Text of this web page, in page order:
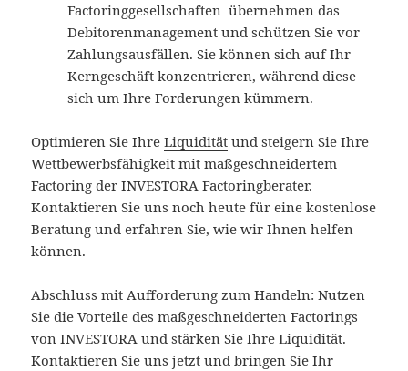
Factoringgesellschaften übernehmen das
Debitorenmanagement und schützen Sie vor
Zahlungsausfällen. Sie können sich auf Ihr
Kerngeschäft konzentrieren, während diese
sich um Ihre Forderungen kümmern.
Optimieren Sie IhreLiquidität und steigern Sie Ihre
Wettbewerbsfähigkeit mit maßgeschneidertem
Factoring der INVESTORA Factoringberater.
Kontaktieren Sie uns noch heute für eine kostenlose
Beratung und erfahren Sie, wie wir Ihnen helfen
können.
Abschluss mit Aufforderung zum Handeln: Nutzen
Sie die Vorteile des maßgeschneiderten Factorings
von INVESTORA und stärken Sie Ihre Liquidität.
Kontaktieren Sie uns jetzt und bringen Sie Ihr